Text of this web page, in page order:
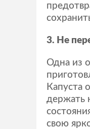
3. Не
Одна из
Капуста
держать
свою